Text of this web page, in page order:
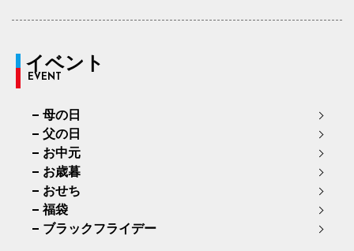
イベント
EVENT
母の日
父の日
お中元
お歳暮
おせち
福袋
ブラックフライデー